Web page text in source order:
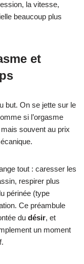
la vitesse,
beaucoup plus
et
but. On se jette sur le
si l’orgasme
souvent au prix
tout : caresser les
respirer plus
périnée (type
Ce préambule
du désir, et
un moment